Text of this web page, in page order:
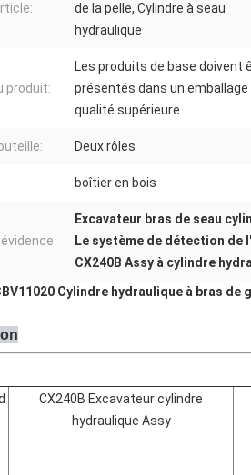
de la pelle, Cylindre à seau
hydraulique
produit:
Les produits de base doivent
présentés dans un emballage
qualité supérieure.
Deux rôles
boîtier en bois
Excavateur bras de seau
Le système de détection de
CX240B Assy à cylindre
Cylindre hydraulique à bras
CX240B Excavateur cylindre
hydraulique Assy